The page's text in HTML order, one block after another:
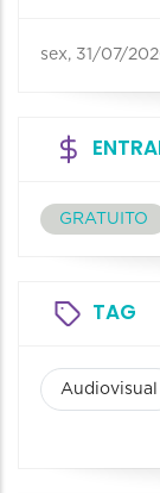
sex, 31/07/
GRATUITO
TAG
Audiovisual